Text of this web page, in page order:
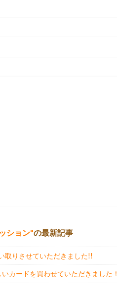
ション の最新記事
取りさせていただきました!!
カードを買わせていただきました！